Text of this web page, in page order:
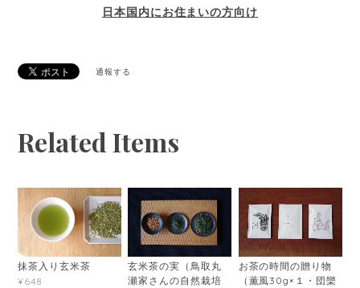
日本国内にお住まいの方向け
通報する
Related Items
抹茶入り玄米茶
¥648
玄米茶の実（鳥取丸
瀬家さんの自然栽培
お茶の時間の贈り物
（薫風30g×１・団欒